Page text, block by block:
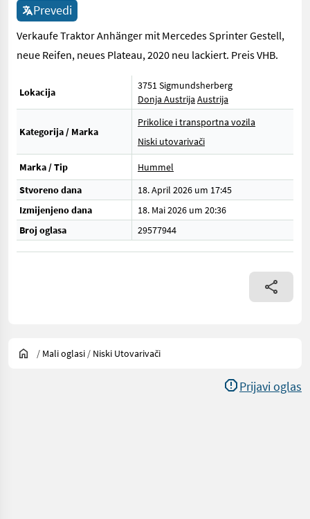
Prevedi
Verkaufe Traktor Anhänger mit Mercedes Sprinter Gestell,
neue Reifen, neues Plateau, 2020 neu lackiert. Preis VHB.
Lokacija
3751 Sigmundsherberg
Donja Austrija Austrija
Kategorija / Marka
Prikolice i transportna vozila
Niski utovarivači
Marka / Tip
Hummel
Stvoreno dana
18. April 2026 um 17:45
Izmijenjeno dana
18. Mai 2026 um 20:36
Broj oglasa
29577944
/ Mali oglasi / Niski Utovarivači
Prijavi oglas